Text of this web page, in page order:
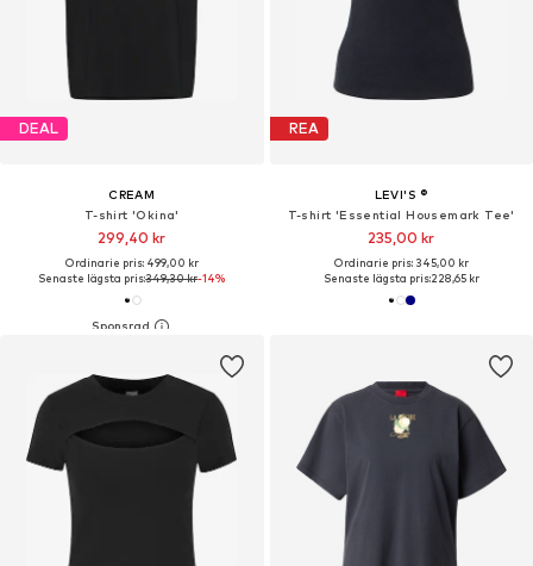
DEAL
CREAM
T-shirt 'Okina'
299,40 kr
Ordinarie pris: 499,00 kr
Senaste lägsta pris:349,30 kr-14%
REA
LEVI'S ®
T-shirt 'Essential Housemark Tee'
235,00 kr
Ordinarie pris: 345,00 kr
Senaste lägsta pris:228,65 kr